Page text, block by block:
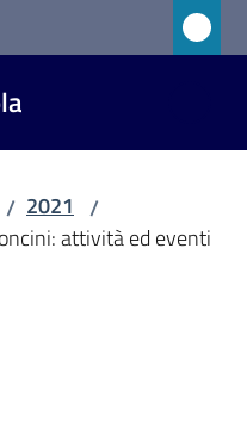
/ 2021 /
attività ed eventi